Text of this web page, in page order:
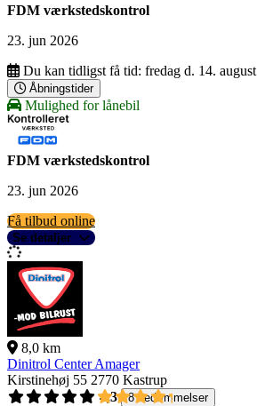
FDM værkstedskontrol
23. jun 2026
Du kan tidligst få tid: fredag d. 14. august
Åbningstider
Mulighed for lånebil
FDM værkstedskontrol
23. jun 2026
Få tilbud online
Se detaljer
8,0 km
Dinitrol Center Amager
Kirstinehøj 55 2770 Kastrup
4,3
8 bedømmelser